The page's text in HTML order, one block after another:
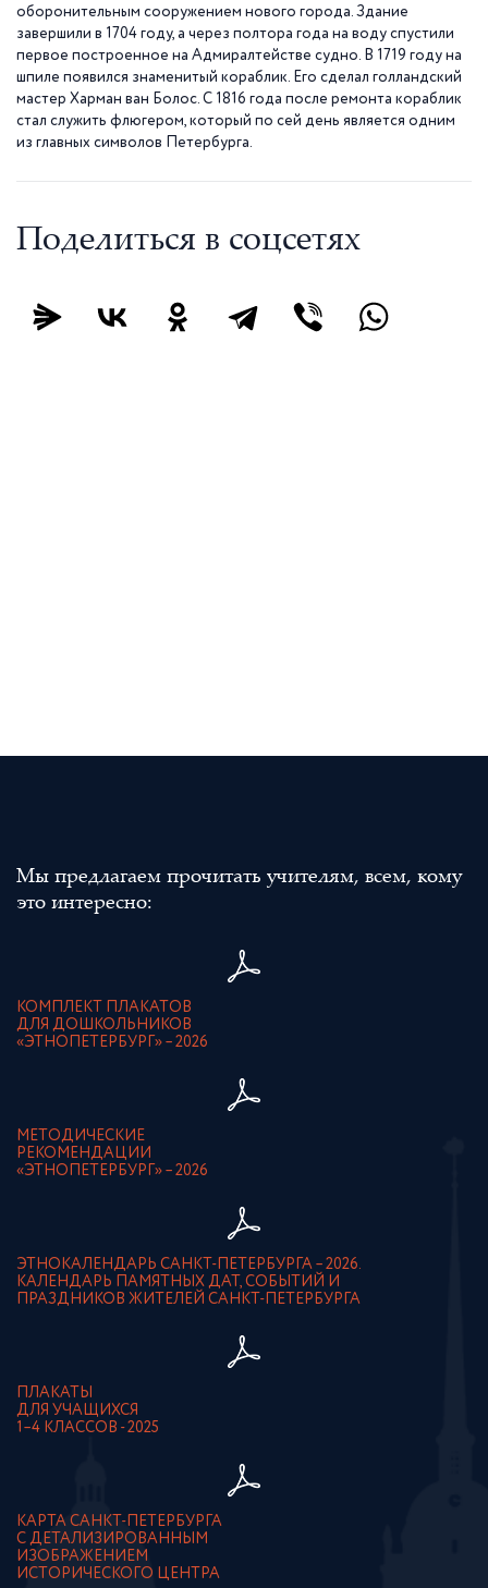
оборонительным сооружением нового города. Здание
завершили в 1704 году, а через полтора года на воду спустили
первое построенное на Адмиралтействе судно. В 1719 году на
шпиле появился знаменитый кораблик. Его сделал голландский
мастер Харман ван Болос. С 1816 года после ремонта кораблик
стал служить флюгером, который по сей день является одним
из главных символов Петербурга.
Поделиться в соцсетях
Мы предлагаем прочитать учителям, всем, кому
это интересно:
КОМПЛЕКТ ПЛАКАТОВ
ДЛЯ ДОШКОЛЬНИКОВ
«ЭТНОПЕТЕРБУРГ» – 2026
МЕТОДИЧЕСКИЕ
РЕКОМЕНДАЦИИ
«ЭТНОПЕТЕРБУРГ» – 2026
ЭТНОКАЛЕНДАРЬ САНКТ-ПЕТЕРБУРГА – 2026.
КАЛЕНДАРЬ ПАМЯТНЫХ ДАТ, СОБЫТИЙ И
ПРАЗДНИКОВ ЖИТЕЛЕЙ САНКТ-ПЕТЕРБУРГА
ПЛАКАТЫ
ДЛЯ УЧАЩИХСЯ
1–4 КЛАССОВ - 2025
КАРТА САНКТ-ПЕТЕРБУРГА
С ДЕТАЛИЗИРОВАННЫМ
ИЗОБРАЖЕНИЕМ
ИСТОРИЧЕСКОГО ЦЕНТРА